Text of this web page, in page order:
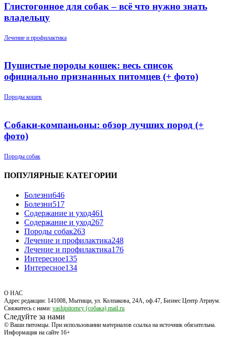
Глистогонное для собак – всё что нужно знать
владельцу
Лечение и профилактика
Пушистые породы кошек: весь список
официально признанных питомцев (+ фото)
Породы кошек
Собаки-компаньоны: обзор лучших пород (+
фото)
Породы собак
ПОПУЛЯРНЫЕ КАТЕГОРИИ
Болезни646
Болезни517
Содержание и уход461
Содержание и уход267
Породы собак263
Лечение и профилактика248
Лечение и профилактика176
Интересное135
Интересное134
О НАС
Адрес редакции: 141008, Мытищи, ул. Колпакова, 24А, оф.47, Бизнес Центр Атриум.
Свяжитесь с нами: vashipitomcy (собака) mail.ru
Следуйте за нами
© Ваши питомцы. При использовании материалов ссылка на источник обязательна.
Информация на сайте 16+